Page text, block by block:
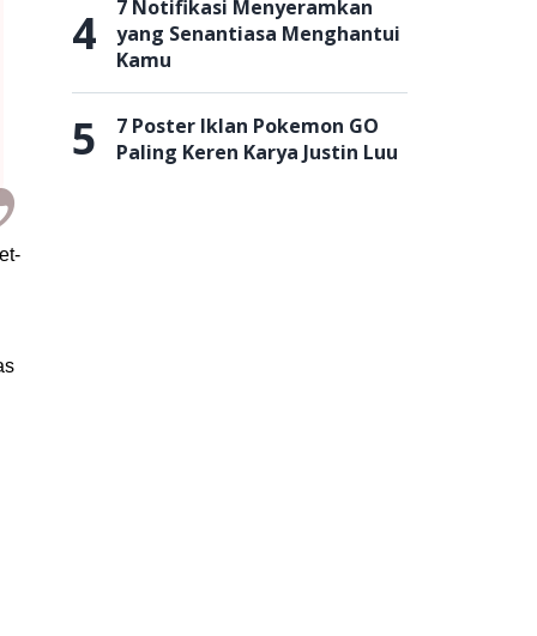
4
7 Notifikasi Menyeramkan
yang Senantiasa Menghantui
Kamu
5
7 Poster Iklan Pokemon GO
Paling Keren Karya Justin Luu